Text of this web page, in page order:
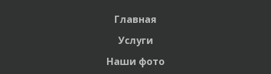
Главная
Услуги
Наши фото